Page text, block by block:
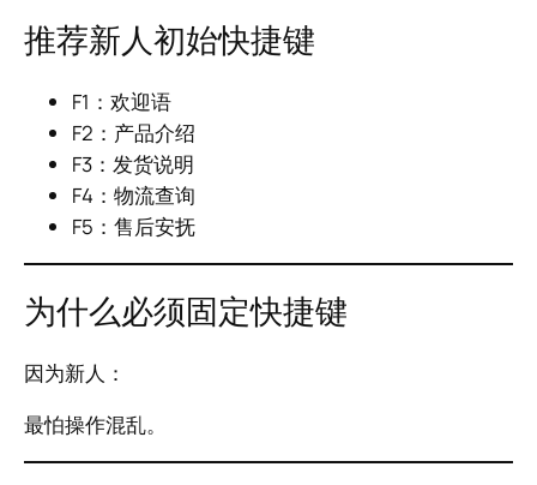
推荐新人初始快捷键
F1：欢迎语
F2：产品介绍
F3：发货说明
F4：物流查询
F5：售后安抚
为什么必须固定快捷键
因为新人：
最怕操作混乱。